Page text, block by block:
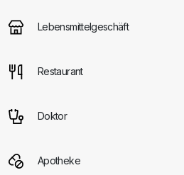
Lebensmittelgeschäft
Restaurant
Doktor
Apotheke